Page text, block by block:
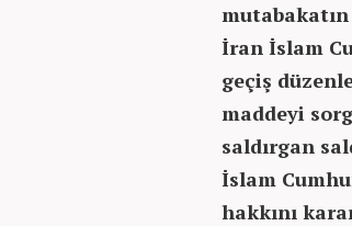
İran İslam
geçiş
maddeyi
saldırgan
İslam
hakkını